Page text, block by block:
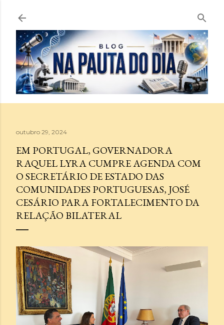
Pular para o conteúdo principal
outubro 29, 2024
EM PORTUGAL, GOVERNADORA
RAQUEL LYRA CUMPRE AGENDA COM
O SECRETÁRIO DE ESTADO DAS
COMUNIDADES PORTUGUESAS, JOSÉ
CESÁRIO PARA FORTALECIMENTO DA
RELAÇÃO BILATERAL